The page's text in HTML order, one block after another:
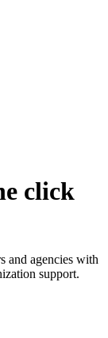
click
and agencies with
support.